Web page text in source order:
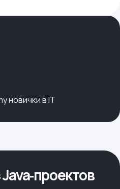
новички в IT